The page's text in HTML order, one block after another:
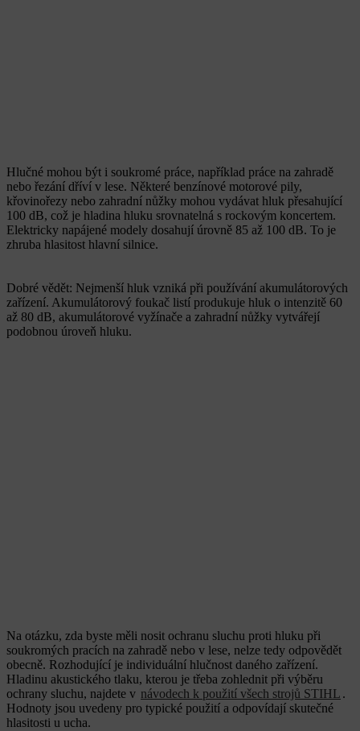
Hlučné mohou být i soukromé práce, například práce na zahradě
nebo řezání dříví v lese. Některé benzínové motorové pily,
křovinořezy nebo zahradní nůžky mohou vydávat hluk přesahující
100 dB, což je hladina hluku srovnatelná s rockovým koncertem.
Elektricky napájené modely dosahují úrovně 85 až 100 dB. To je
zhruba hlasitost hlavní silnice.
Dobré vědět: Nejmenší hluk vzniká při používání akumulátorových
zařízení. Akumulátorový foukač listí produkuje hluk o intenzitě 60
až 80 dB, akumulátorové vyžínače a zahradní nůžky vytvářejí
podobnou úroveň hluku.
Na otázku, zda byste měli nosit ochranu sluchu proti hluku při
soukromých pracích na zahradě nebo v lese, nelze tedy odpovědět
obecně. Rozhodující je individuální hlučnost daného zařízení.
Hladinu akustického tlaku, kterou je třeba zohlednit při výběru
ochrany sluchu, najdete v návodech k použití všech strojů STIHL .
Hodnoty jsou uvedeny pro typické použití a odpovídají skutečné
hlasitosti u ucha.